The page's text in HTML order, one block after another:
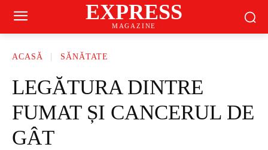
EXPRESS
MAGAZINE
ACASĂ SĂNĂTATE
LEGĂTURA DINTRE
FUMAT ȘI CANCERUL DE
GÂT